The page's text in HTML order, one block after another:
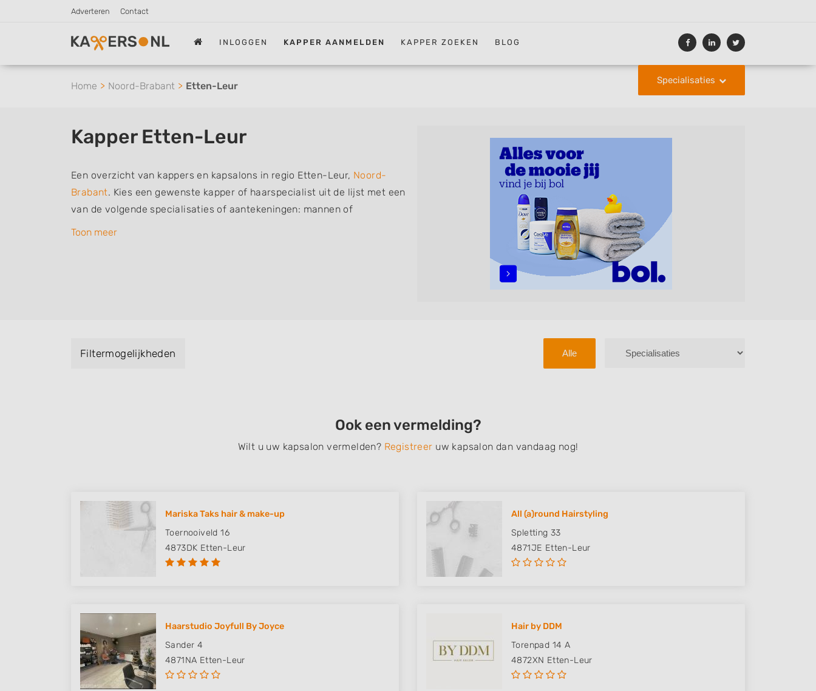
Adverteren Contact
INLOGGEN KAPPER AANMELDEN KAPPER ZOEKEN BLOG
Specialisaties
Home Noord-Brabant Etten-Leur
Kapper Etten-Leur
Een overzicht van kappers en kapsalons in regio Etten-Leur, Noord-
Brabant. Kies een gewenste kapper of haarspecialist uit de lijst met een
van de volgende specialisaties of aantekeningen: mannen of
herenkapper, vrouwen of dameskapper, kinderkapper, thuiskapper,
iedere wijk (noord, oost, zuid, west en het centrum) van Etten-Leur.
Toon meer
Filtermogelijkheden Alle
Ook een vermelding?
Wilt u uw kapsalon vermelden? Registreer uw kapsalon dan vandaag nog!
Mariska Taks hair & make-up
Toernooiveld 16
4873DK Etten-Leur
All (a)round Hairstyling
Spletting 33
4871JE Etten-Leur
Haarstudio Joyfull By Joyce
Sander 4
4871NA Etten-Leur
Hair by DDM
Torenpad 14 A
4872XN Etten-Leur